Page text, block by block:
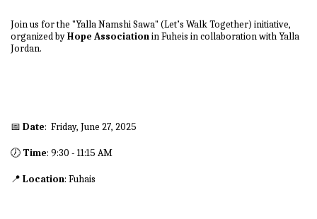
Join us for the "Yalla Namshi Sawa" (Let’s Walk Together) initiative,
organized byHope Associationin Fuheis in collaboration with Yalla
Jordan.
📅 Date: Friday, June 27, 2025
🕖 Time: 9:30 - 11:15 AM
📍 Location: Fuhais